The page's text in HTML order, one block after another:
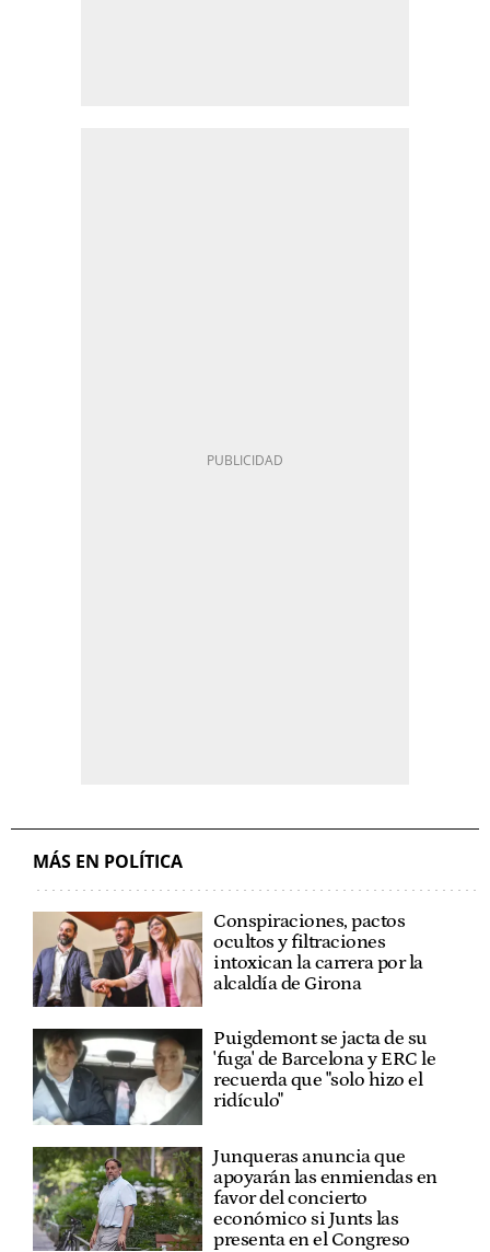
MÁS EN POLÍTICA
Conspiraciones, pactos
ocultos y filtraciones
intoxican la carrera por la
alcaldía de Girona
Puigdemont se jacta de su
'fuga' de Barcelona y ERC le
recuerda que "solo hizo el
ridículo"
Junqueras anuncia que
apoyarán las enmiendas en
favor del concierto
económico si Junts las
presenta en el Congreso